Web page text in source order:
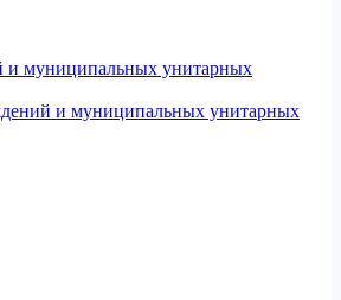
и муниципальных унитарных
и муниципальных унитарных